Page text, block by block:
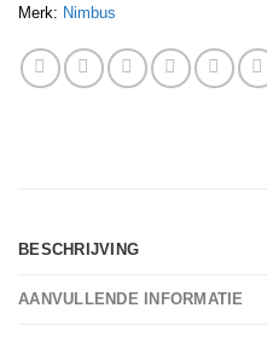
Merk: Nimbus
BESCHRIJVING
AANVULLENDE INFORMATIE